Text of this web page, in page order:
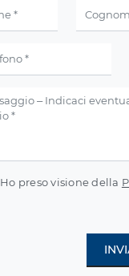
Ho preso visione della